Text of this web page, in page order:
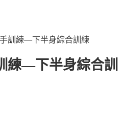
訓練—下半身綜合訓練
練—下半身綜合訓